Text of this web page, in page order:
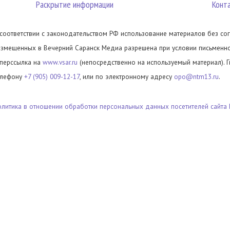
Раскрытие информации
с законодательством РФ использование материалов без
в Вечерний Саранск Медиа разрешена при условии
на www.vsar.ru (непосредственно на используемый материал).
+7 (905) 009-12-17, или по электронному адресу opo@ntm13.ru.
в отношении обработки персональных данных посетителей